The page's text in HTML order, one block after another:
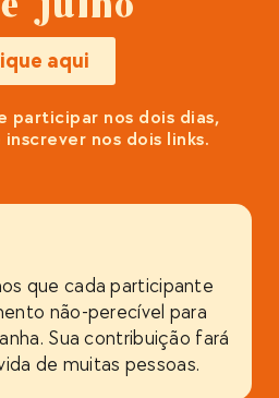
aqui
participar nos dois dias,
nos dois links.
que cada participante
não-perecível para
Sua contribuição fará
de muitas pessoas.